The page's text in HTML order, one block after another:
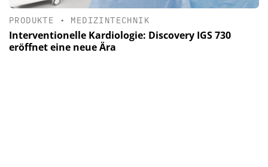
PRODUKTE • MEDIZINTECHNIK
Interventionelle Kardiologie: Discovery IGS 730
eröffnet eine neue Ära